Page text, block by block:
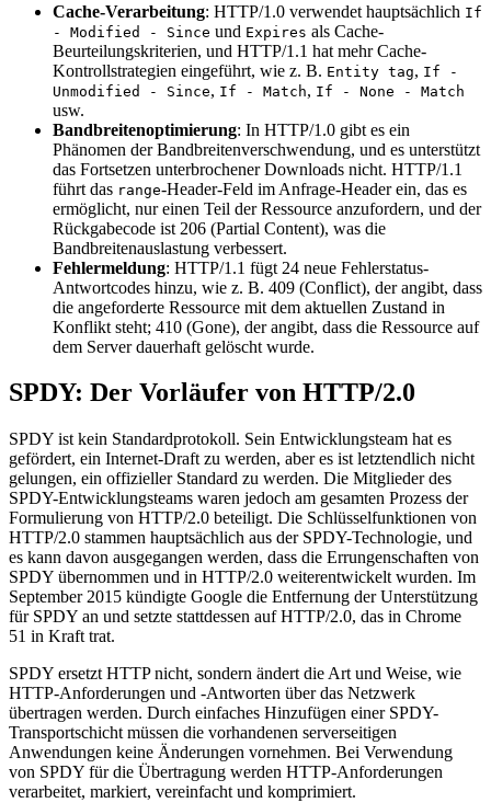
Cache-Verarbeitung: HTTP/1.0 verwendet hauptsächlich If
- Modified - Since und Expires als Cache-
Beurteilungskriterien, und HTTP/1.1 hat mehr Cache-
Kontrollstrategien eingeführt, wie z. B. Entity tag, If -
Unmodified - Since, If - Match, If - None - Match
usw.
Bandbreitenoptimierung: In HTTP/1.0 gibt es ein
Phänomen der Bandbreitenverschwendung, und es unterstützt
das Fortsetzen unterbrochener Downloads nicht. HTTP/1.1
führt das range-Header-Feld im Anfrage-Header ein, das es
ermöglicht, nur einen Teil der Ressource anzufordern, und der
Rückgabecode ist 206 (Partial Content), was die
Bandbreitenauslastung verbessert.
Fehlermeldung: HTTP/1.1 fügt 24 neue Fehlerstatus-
Antwortcodes hinzu, wie z. B. 409 (Conflict), der angibt, dass
die angeforderte Ressource mit dem aktuellen Zustand in
Konflikt steht; 410 (Gone), der angibt, dass die Ressource auf
dem Server dauerhaft gelöscht wurde.
SPDY: Der Vorläufer von HTTP/2.0
SPDY ist kein Standardprotokoll. Sein Entwicklungsteam hat es
gefördert, ein Internet-Draft zu werden, aber es ist letztendlich nicht
gelungen, ein offizieller Standard zu werden. Die Mitglieder des
SPDY-Entwicklungsteams waren jedoch am gesamten Prozess der
Formulierung von HTTP/2.0 beteiligt. Die Schlüsselfunktionen von
HTTP/2.0 stammen hauptsächlich aus der SPDY-Technologie, und
es kann davon ausgegangen werden, dass die Errungenschaften von
SPDY übernommen und in HTTP/2.0 weiterentwickelt wurden. Im
September 2015 kündigte Google die Entfernung der Unterstützung
für SPDY an und setzte stattdessen auf HTTP/2.0, das in Chrome
51 in Kraft trat.
SPDY ersetzt HTTP nicht, sondern ändert die Art und Weise, wie
HTTP-Anforderungen und -Antworten über das Netzwerk
übertragen werden. Durch einfaches Hinzufügen einer SPDY-
Transportschicht müssen die vorhandenen serverseitigen
Anwendungen keine Änderungen vornehmen. Bei Verwendung
von SPDY für die Übertragung werden HTTP-Anforderungen
verarbeitet, markiert, vereinfacht und komprimiert.